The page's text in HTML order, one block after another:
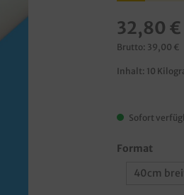
32,80 €
Brutto: 39,00 €
Inhalt: 10
Sofort
Format
40cm